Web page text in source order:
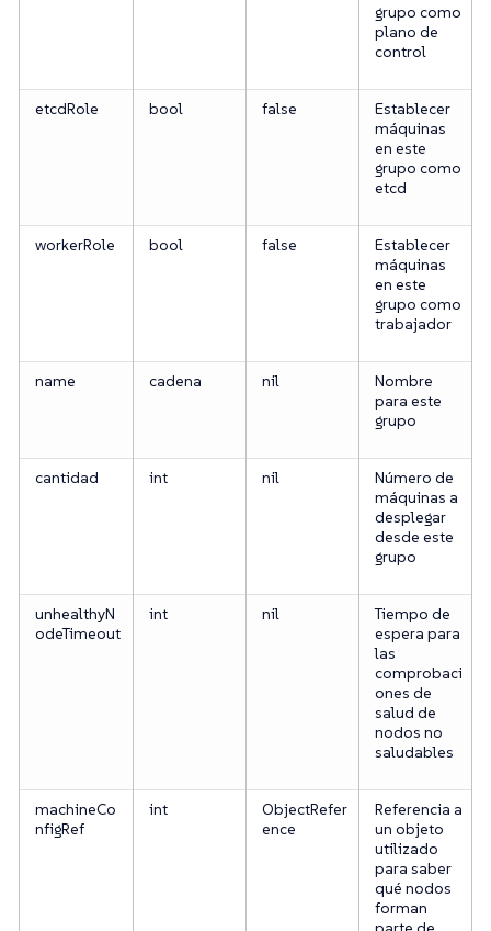
grupo como
plano de
control
etcdRole bool false
Establecer
máquinas
en este
grupo como
etcd
workerRole bool false
Establecer
máquinas
en este
grupo como
trabajador
name cadena nil
Nombre
para este
grupo
cantidad int nil
Número de
máquinas a
desplegar
desde este
grupo
unhealthyN
odeTimeout
int nil
Tiempo de
espera para
las
comprobaci
ones de
salud de
nodos no
saludables
machineCo
nfigRef
int
ObjectRefer
ence
Referencia a
un objeto
utilizado
para saber
qué nodos
forman